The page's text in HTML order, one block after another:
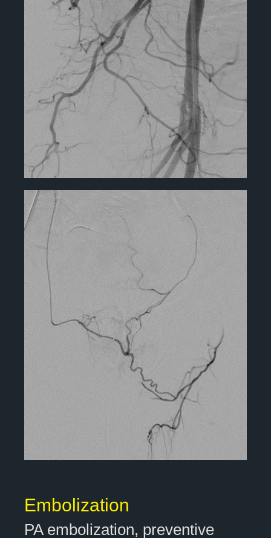
Embolization
PA embolization, preventive